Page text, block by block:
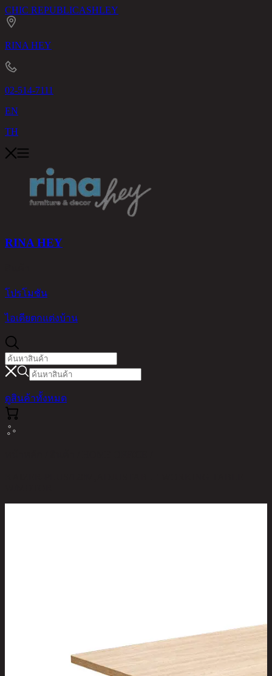
CHIC REPUBLICASHLEY
RINA HEY
02-514-7111
EN
TH
RINA HEY
โปรโมชัน
ไอเดียตกแต่งบ้าน
ดูสินค้าทั้งหมด